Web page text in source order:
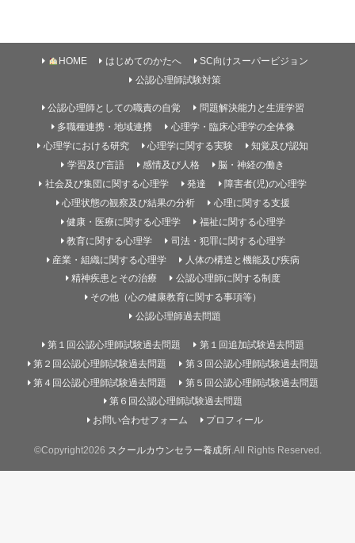
HOME はじめてのかたへ
SC向けスーパービジョン
公認心理師試験対策
公認心理師としての職責の自覚
問題解決能力と生涯学習
多職種連携・地域連携
心理学・臨床心理学の全体像
心理学における研究
心理学に関する実験
知覚及び認知
学習及び言語
感情及び人格
脳・神経の働き
社会及び集団に関する心理学
発達
障害者(児)の心理学
心理状態の観察及び結果の分析
心理に関する支援
健康・医療に関する心理学
福祉に関する心理学
教育に関する心理学
司法・犯罪に関する心理学
産業・組織に関する心理学
人体の構造と機能及び疾病
精神疾患とその治療
公認心理師に関する制度
その他（心の健康教育に関する事項等）
公認心理師過去問題
第１回公認心理師試験過去問題
第１回追加試験過去問題
第２回公認心理師試験過去問題
第３回公認心理師試験過去問題
第４回公認心理師試験過去問題
第５回公認心理師試験過去問題
第６回公認心理師試験過去問題
お問い合わせフォーム
プロフィール
©Copyright2026 スクールカウンセラー養成所.All Rights Reserved.